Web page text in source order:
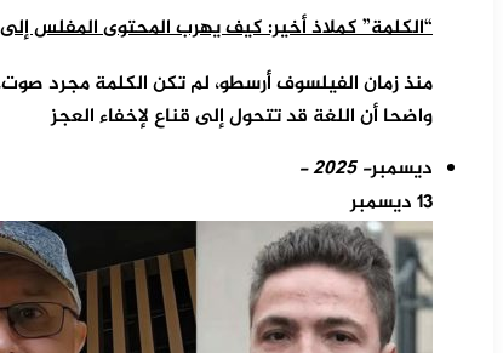
“الكلمة” كملاذ أخير: كيف يهرب المحتوى المفلس إلى
منذ زمان الفيلسوف أرسطو، لم تكن الكلمة مجرد
واضحا أن اللغة قد تتحول إلى قناع لإخفاء العجز
ديسمبر- 2025 -
13 ديسمبر